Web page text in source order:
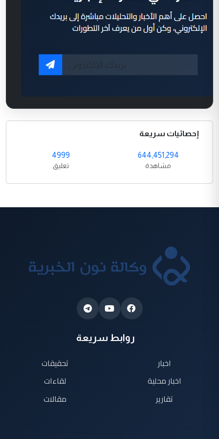
إحصائيات سريعة
644,451,294
مشاهدة
4999
تعليق
روابط سريعة
اخبار
اخبار محلية
تقارير
تحقيقات
لقاءات
مقالات